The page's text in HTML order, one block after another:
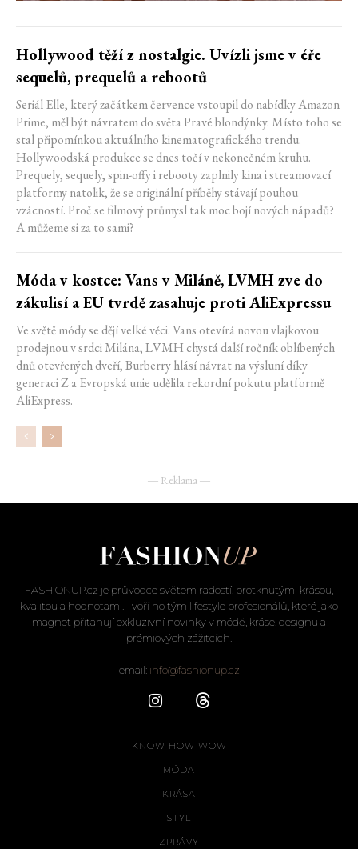
Hollywood těží z nostalgie. Uvízli jsme v éře
sequelů, prequelů a rebootů
Seriál Elle, který začátkem července vstoupil do nabídky Amazon
Prime, měl být návratem do světa Pravé blondýnky. Místo toho se
stal připomínkou aktuálního kinematografického trendu.
Hollywoodská produkce se dnes točí v nekonečném kruhu.
Prequely, sequely, spin-offy i rebooty zaplnily kina i streamovací
platformy natolik, že se originální příběhy stávají pouhou
vzácností. Proč se filmový průmysl tak moc bojí nových nápadů?
A můžeme si za to sami?
Móda v kostce: Vans v Miláně, LVMH zve do
zákulisí a EU tvrdě zasahuje proti AliExpressu
Ve světě módy se dějí velké věci. Vans otevírá novou vlajkovou
prodejnou v srdci Milána, LVMH chystá další ročník oblíbených
dnů otevřených dveří, Burberry hlásí návrat na výsluní díky
generaci Z a Evropská unie udělila rekordní pokutu platformě
AliExpress.
― Reklama ―
FASHIONUP.cz je průvodce světem radostí, protknutými krásou,
kvalitou a hodnotami. Tvoří ho tým lifestyle profesionálů, které jako
magnet přitahují exkluzivní novinky v módě, kráse, designu a
prémiových zážitcích.
email: info@fashionup.cz
KNOW HOW WOW
MÓDA
KRÁSA
STYL
ZPRÁVY